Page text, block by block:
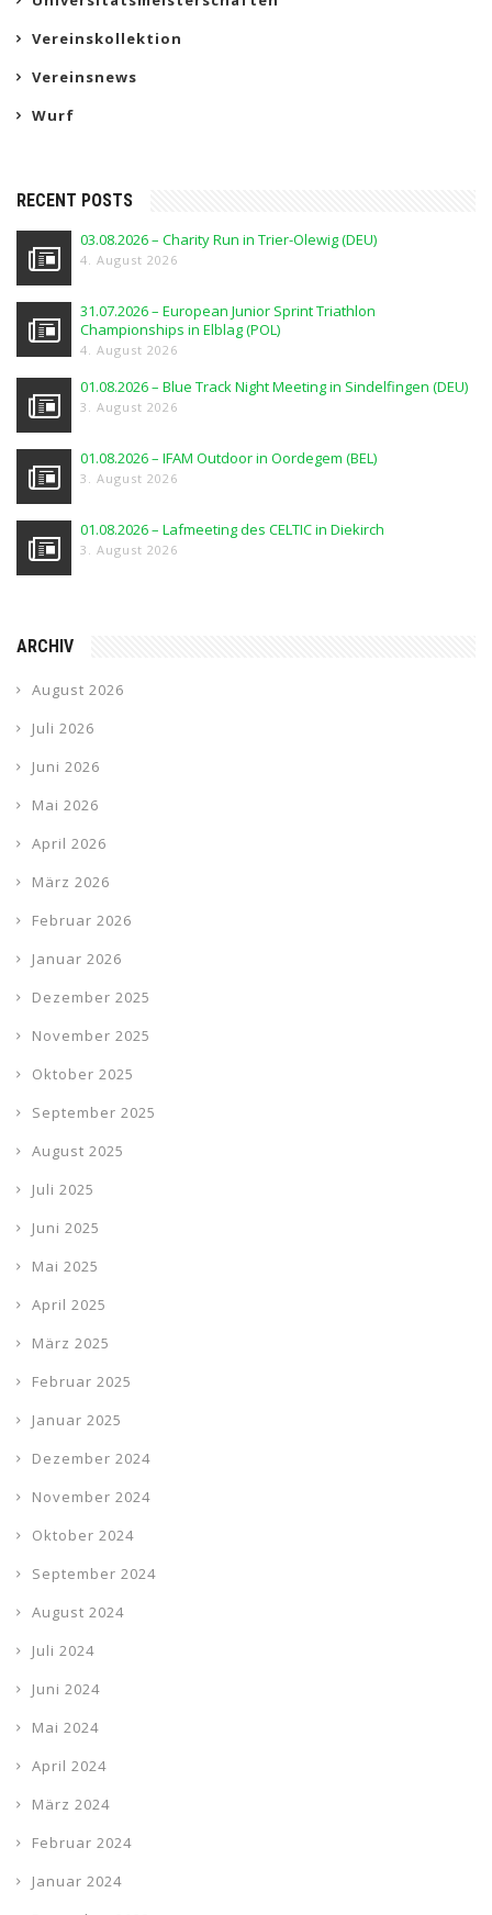
Vereinskollektion
Vereinsnews
Wurf
RECENT POSTS
03.08.2026 – Charity Run in Trier-Olewig (DEU)
4. August 2026
31.07.2026 – European Junior Sprint Triathlon
Championships in Elblag (POL)
4. August 2026
01.08.2026 – Blue Track Night Meeting in Sindelfingen (DEU)
3. August 2026
01.08.2026 – IFAM Outdoor in Oordegem (BEL)
3. August 2026
01.08.2026 – Lafmeeting des CELTIC in Diekirch
3. August 2026
ARCHIV
August 2026
Juli 2026
Juni 2026
Mai 2026
April 2026
März 2026
Februar 2026
Januar 2026
Dezember 2025
November 2025
Oktober 2025
September 2025
August 2025
Juli 2025
Juni 2025
Mai 2025
April 2025
März 2025
Februar 2025
Januar 2025
Dezember 2024
November 2024
Oktober 2024
September 2024
August 2024
Juli 2024
Juni 2024
Mai 2024
April 2024
März 2024
Februar 2024
Januar 2024